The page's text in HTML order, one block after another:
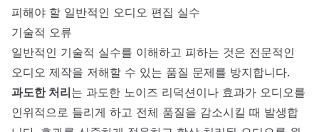
피해야 할 일반적인 오디오 편집 실수
기술적 오류
일반적인 기술적 실수를 이해하고 피하는 것은 전문적인
오디오 제작을 저해할 수 있는 품질 문제를 방지합니다.
과도한 처리는 과도한 노이즈 리덕션이나 효과가 오디오를
인위적으로 들리게 하고 전체 품질을 감소시킬 때 발생합